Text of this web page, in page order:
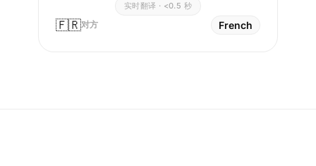
实时翻译 · <0.5 秒
🇫🇷对方 French